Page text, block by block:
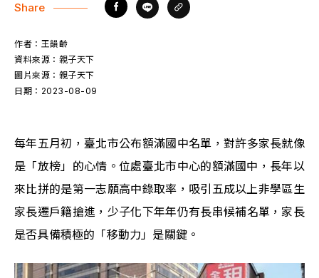
Share
作者： 王韻齡
資料來源： 親子天下
圖片來源： 親子天下
日期： 2023-08-09
每年五月初，臺北市公布額滿國中名單，對許多家長就像
是「放榜」的心情。位處臺北市中心的額滿國中，長年以
來比拼的是第一志願高中錄取率，吸引五成以上非學區生
家長遷戶籍搶進，少子化下年年仍有長串候補名單，家長
是否具備積極的「移動力」是關鍵。